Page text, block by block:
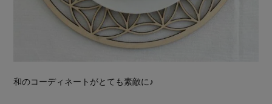
和のコーディネートがとても素敵に♪